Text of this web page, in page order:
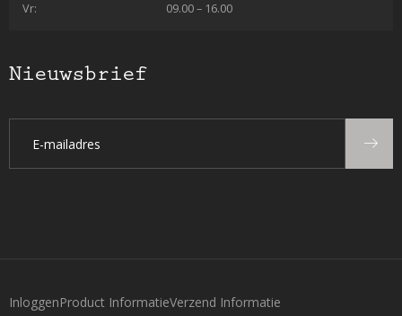
Vr: 09.00 – 16.00
Nieuwsbrief
InloggenProduct InformatieVerzend Informatie